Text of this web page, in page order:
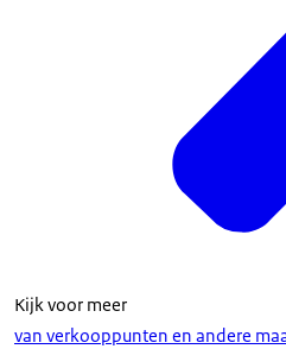
Kijk voor meer
van verkooppunten en andere